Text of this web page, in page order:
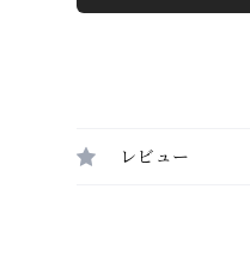
レビュー